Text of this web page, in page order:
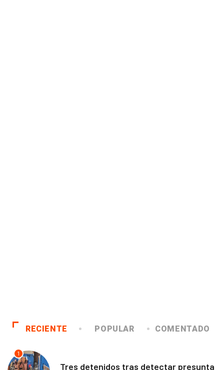
RECIENTE POPULAR COMENTADO
1
Tres detenidos tras detectar presunta